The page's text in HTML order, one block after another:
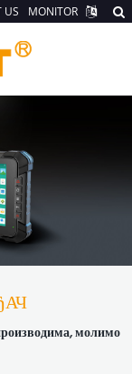
молимо
US MONITOR